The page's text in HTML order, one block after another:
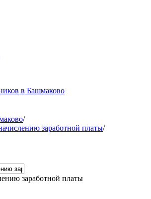
в Башмаково
/
заработной платы/
заработной платы